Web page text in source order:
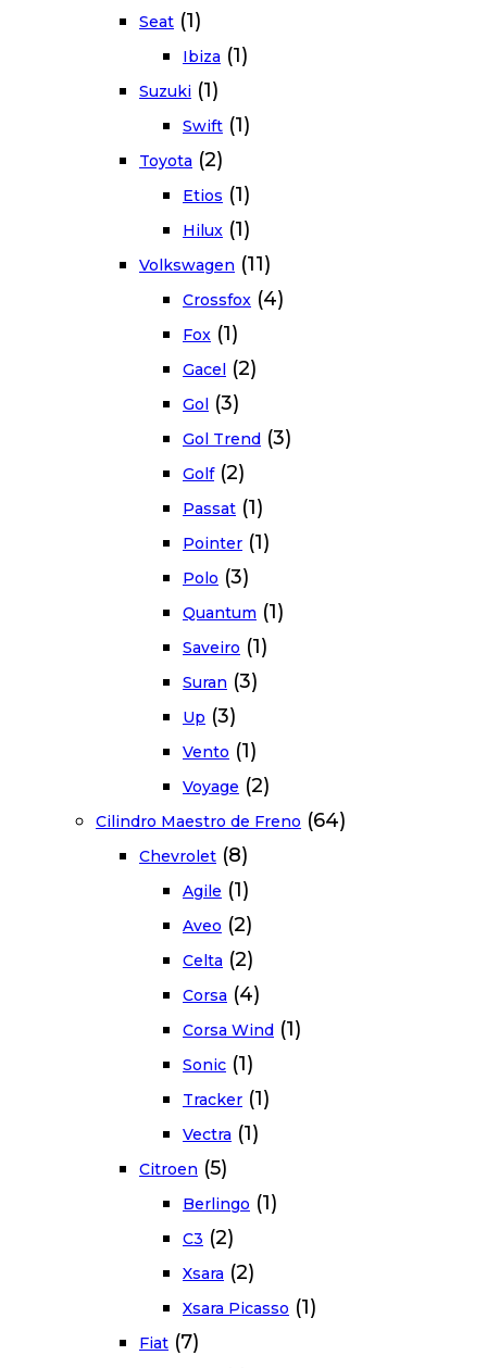
Seat (1)
Ibiza (1)
Suzuki (1)
Swift (1)
Toyota (2)
Etios (1)
Hilux (1)
Volkswagen (11)
Crossfox (4)
Fox (1)
Gacel (2)
Gol (3)
Gol Trend (3)
Golf (2)
Passat (1)
Pointer (1)
Polo (3)
Quantum (1)
Saveiro (1)
Suran (3)
Up (3)
Vento (1)
Voyage (2)
Cilindro Maestro de Freno (64)
Chevrolet (8)
Agile (1)
Aveo (2)
Celta (2)
Corsa (4)
Corsa Wind (1)
Sonic (1)
Tracker (1)
Vectra (1)
Citroen (5)
Berlingo (1)
C3 (2)
Xsara (2)
Xsara Picasso (1)
Fiat (7)